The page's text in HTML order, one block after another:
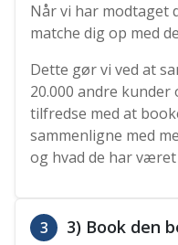
Når vi har modtaget
matche dig op med
Dette gør vi ved at
20.000 andre
tilfredse med at
sammenligne med
og hvad de har
3 3) Book den